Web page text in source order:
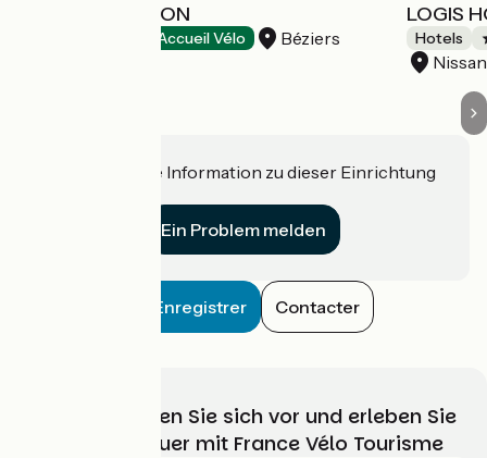
HOTEL LA PRISON
Accueil Vélo Béziers
LOGIS
Hotels
Haben Sie eine Information zu dieser Einrichtung
Ein Problem melden
Enregistrer Contacter
Wählen, bereiten Sie sich vor und erleben Sie
Ihr Radabenteuer mit France Vélo Tourisme